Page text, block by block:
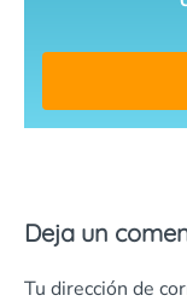
Deja un
Tu dirección de